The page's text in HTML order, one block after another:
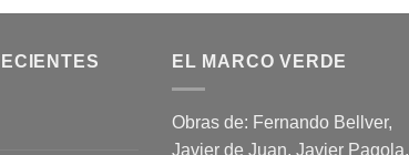
EL MARCO VERDE
Obras de: Fernando Bellver,
Javier de Juan, Javier Pagola,